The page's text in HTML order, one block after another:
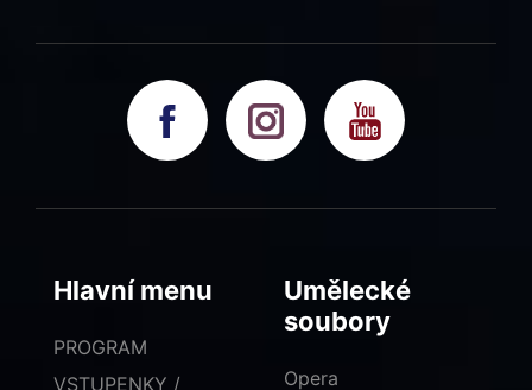
Hlavní menu
PROGRAM
VSTUPENKY /
Umělecké
soubory
Opera